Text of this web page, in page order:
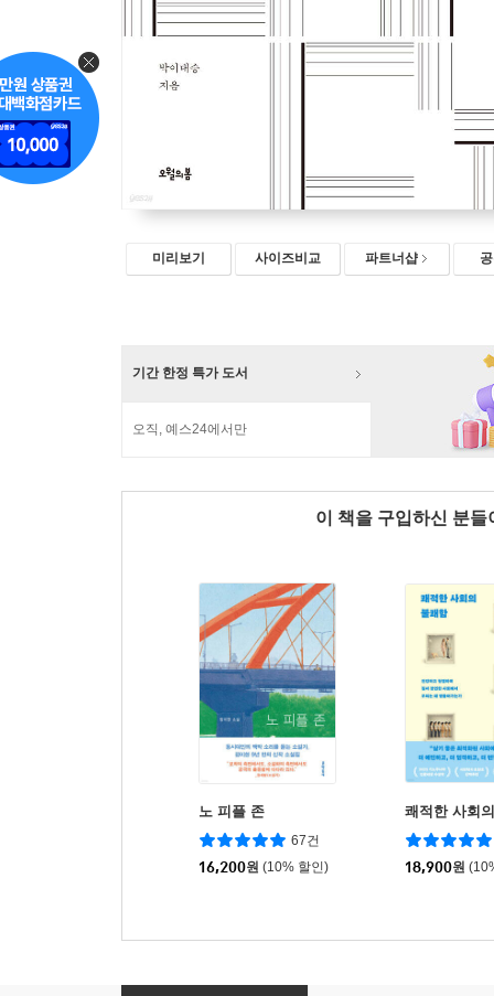
미리보기 사이즈비교 파트너샵
기간 한정 특가 도서
오직, 예스24에서만
이 책을 구입하신 분
노 피플 존
67건
16,200원 (10% 할인)
쾌적한 사회
18,900원